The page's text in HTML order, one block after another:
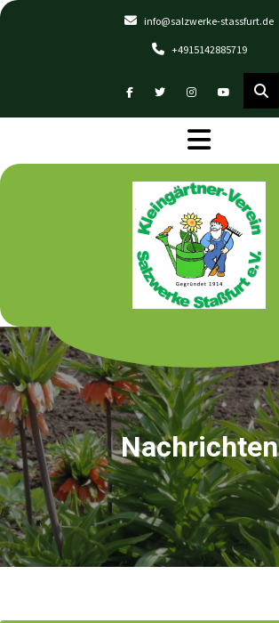
Skip
info@salzwerke-stassfurt.de
+4915142885719
Nachrichten